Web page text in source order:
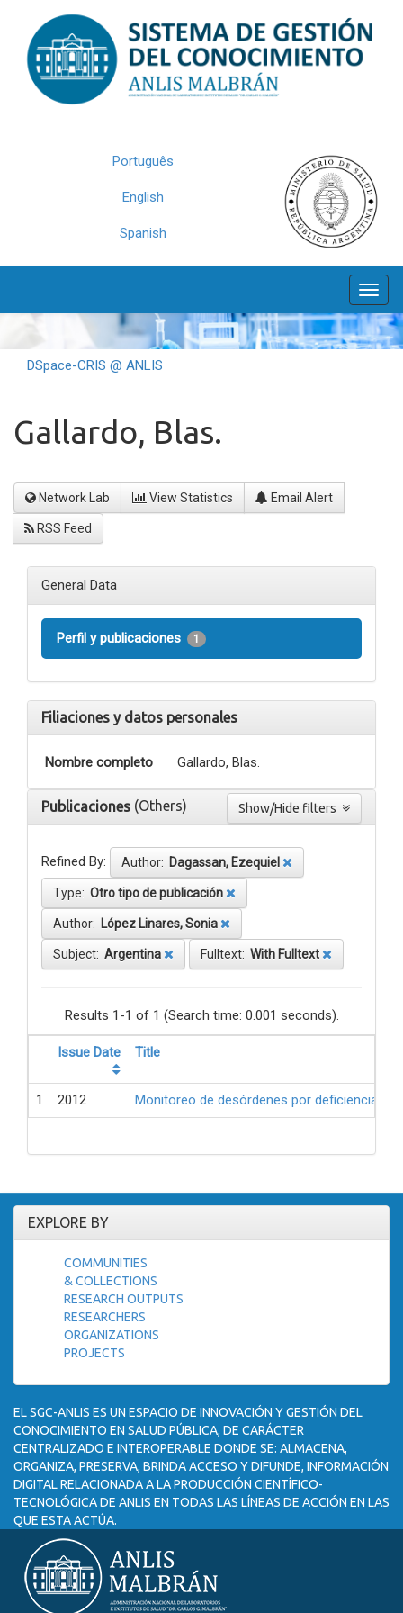
navigation
Português
English
Spanish
DSpace-CRIS @ ANLIS
Gallardo, Blas.
Network Lab View Statistics Email Alert
RSS Feed
General Data
Perfil y publicaciones 1
Filiaciones y datos personales
Nombre completo Gallardo, Blas.
Publicaciones (Others)
Refined By: Author: Dagassan, Ezequiel
Type: Otro tipo de publicación
Author: López Linares, Sonia
Subject: Argentina Fulltext: With Fulltext
Results 1-1 of 1 (Search time: 0.001 seconds).
Issue Date Title
1 2012 Monitoreo de desórdenes por deficiencia
EXPLORE BY
COMMUNITIES
& COLLECTIONS
RESEARCH OUTPUTS
RESEARCHERS
ORGANIZATIONS
PROJECTS
EL SGC-ANLIS ES UN ESPACIO DE INNOVACIÓN Y GESTIÓN DEL
CONOCIMIENTO EN SALUD PÚBLICA, DE CARÁCTER
CENTRALIZADO E INTEROPERABLE DONDE SE: ALMACENA,
ORGANIZA, PRESERVA, BRINDA ACCESO Y DIFUNDE, INFORMACIÓN
DIGITAL RELACIONADA A LA PRODUCCIÓN CIENTÍFICO-
TECNOLÓGICA DE ANLIS EN TODAS LAS LÍNEAS DE ACCIÓN EN LAS
QUE ESTA ACTÚA.